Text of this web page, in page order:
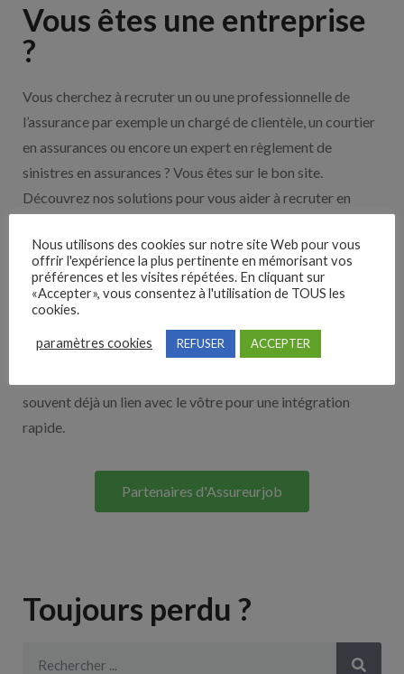
Vous êtes une entreprise
?
Vous cherchez à recruter un ou une professionnelle de
l’assurance par exemple un chargé de clientèle, un courtier
en assurances ou encore un expert en règlement de
sinistres en assurances ? Vous êtes sur le bon site.
Découvrez nos solutions pour vous aider à recruter en
Nos solutions entreprises
Découvrez nos partenaires ! Moteurs de recherches,
multidiffuseurs, sites payant… nombreux sont nos
souvent déjà un lien avec le vôtre pour une intégration
rapide.
Partenaires d'Assureurjob
Toujours perdu ?
Nous utilisons des cookies sur notre site Web pour vous
offrir l'expérience la plus pertinente en mémorisant vos
préférences et les visites répétées. En cliquant sur
«Accepter», vous consentez à l'utilisation de TOUS les
cookies.
paramètres cookies REFUSER ACCEPTER